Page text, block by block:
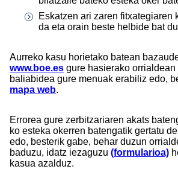
Eskatzen ari zaren fitxategiaren
da eta orain beste helbide bat
Aurreko kasu horietako batean
www.boe.es gure hasierako orrialdean
baliabidea gure menuak erabiliz edo,
mapa web.
Errorea gure zerbitzariaren akats
ko esteka okerren batengatik gertatu
edo, besterik gabe, behar duzun
baduzu, idatz iezaguzu (formularioa)
kasua azalduz.